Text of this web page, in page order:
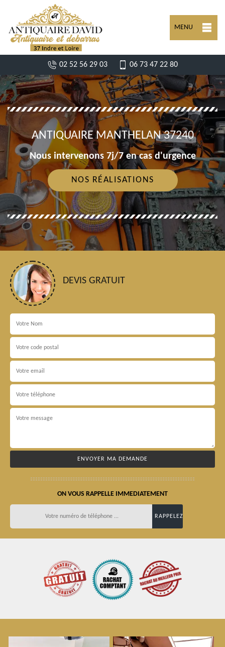
MENU
02 52 56 29 03 06 73 47 22 80
ANTIQUAIRE MANTHELAN 37240
Nous intervenons 7j/7 en cas d'urgence
NOS RÉALISATIONS
DEVIS GRATUIT
ON VOUS RAPPELLE IMMEDIATEMENT